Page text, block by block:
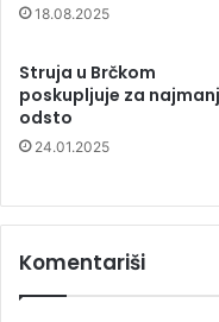
18.08.2025
Struja u Brčkom
poskupljuje za
odsto
24.01.2025
Komentariši